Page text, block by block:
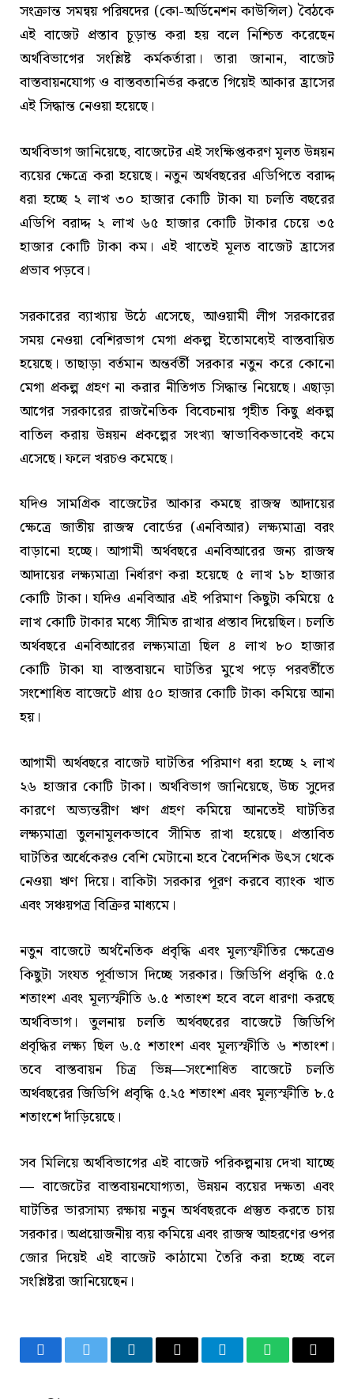
সংক্রান্ত সমন্বয় পরিষদের (কো-অর্ডিনেশন কাউন্সিল) বৈঠকে
এই বাজেট প্রস্তাব চূড়ান্ত করা হয় বলে নিশ্চিত করেছেন
অর্থবিভাগের সংশ্লিষ্ট কর্মকর্তারা। তারা জানান, বাজেট
বাস্তবায়নযোগ্য ও বাস্তবতানির্ভর করতে গিয়েই আকার হ্রাসের
এই সিদ্ধান্ত নেওয়া হয়েছে।
অর্থবিভাগ জানিয়েছে, বাজেটের এই সংক্ষিপ্তকরণ মূলত উন্নয়ন
ব্যয়ের ক্ষেত্রে করা হয়েছে। নতুন অর্থবছরের এডিপিতে বরাদ্দ
ধরা হচ্ছে ২ লাখ ৩০ হাজার কোটি টাকা যা চলতি বছরের
এডিপি বরাদ্দ ২ লাখ ৬৫ হাজার কোটি টাকার চেয়ে ৩৫
হাজার কোটি টাকা কম। এই খাতেই মূলত বাজেট হ্রাসের
প্রভাব পড়বে।
সরকারের ব্যাখ্যায় উঠে এসেছে, আওয়ামী লীগ সরকারের
সময় নেওয়া বেশিরভাগ মেগা প্রকল্প ইতোমধ্যেই বাস্তবায়িত
হয়েছে। তাছাড়া বর্তমান অন্তর্বর্তী সরকার নতুন করে কোনো
মেগা প্রকল্প গ্রহণ না করার নীতিগত সিদ্ধান্ত নিয়েছে। এছাড়া
আগের সরকারের রাজনৈতিক বিবেচনায় গৃহীত কিছু প্রকল্প
বাতিল করায় উন্নয়ন প্রকল্পের সংখ্যা স্বাভাবিকভাবেই কমে
এসেছে। ফলে খরচও কমেছে।
যদিও সামগ্রিক বাজেটের আকার কমছে রাজস্ব আদায়ের
ক্ষেত্রে জাতীয় রাজস্ব বোর্ডের (এনবিআর) লক্ষ্যমাত্রা বরং
বাড়ানো হচ্ছে। আগামী অর্থবছরে এনবিআরের জন্য রাজস্ব
আদায়ের লক্ষ্যমাত্রা নির্ধারণ করা হয়েছে ৫ লাখ ১৮ হাজার
কোটি টাকা। যদিও এনবিআর এই পরিমাণ কিছুটা কমিয়ে ৫
লাখ কোটি টাকার মধ্যে সীমিত রাখার প্রস্তাব দিয়েছিল। চলতি
অর্থবছরে এনবিআরের লক্ষ্যমাত্রা ছিল ৪ লাখ ৮০ হাজার
কোটি টাকা যা বাস্তবায়নে ঘাটতির মুখে পড়ে পরবর্তীতে
সংশোধিত বাজেটে প্রায় ৫০ হাজার কোটি টাকা কমিয়ে আনা
হয়।
আগামী অর্থবছরে বাজেট ঘাটতির পরিমাণ ধরা হচ্ছে ২ লাখ
২৬ হাজার কোটি টাকা। অর্থবিভাগ জানিয়েছে, উচ্চ সুদের
কারণে অভ্যন্তরীণ ঋণ গ্রহণ কমিয়ে আনতেই ঘাটতির
লক্ষ্যমাত্রা তুলনামূলকভাবে সীমিত রাখা হয়েছে। প্রস্তাবিত
ঘাটতির অর্ধেকেরও বেশি মেটানো হবে বৈদেশিক উৎস থেকে
নেওয়া ঋণ দিয়ে। বাকিটা সরকার পূরণ করবে ব্যাংক খাত
এবং সঞ্চয়পত্র বিক্রির মাধ্যমে।
নতুন বাজেটে অর্থনৈতিক প্রবৃদ্ধি এবং মূল্যস্ফীতির ক্ষেত্রেও
কিছুটা সংযত পূর্বাভাস দিচ্ছে সরকার। জিডিপি প্রবৃদ্ধি ৫.৫
শতাংশ এবং মূল্যস্ফীতি ৬.৫ শতাংশ হবে বলে ধারণা করছে
অর্থবিভাগ। তুলনায় চলতি অর্থবছরের বাজেটে জিডিপি
প্রবৃদ্ধির লক্ষ্য ছিল ৬.৫ শতাংশ এবং মূল্যস্ফীতি ৬ শতাংশ।
তবে বাস্তবায়ন চিত্র ভিন্ন—সংশোধিত বাজেটে চলতি
অর্থবছরের জিডিপি প্রবৃদ্ধি ৫.২৫ শতাংশ এবং মূল্যস্ফীতি ৮.৫
শতাংশে দাঁড়িয়েছে।
সব মিলিয়ে অর্থবিভাগের এই বাজেট পরিকল্পনায় দেখা যাচ্ছে
— বাজেটের বাস্তবায়নযোগ্যতা, উন্নয়ন ব্যয়ের দক্ষতা এবং
ঘাটতির ভারসাম্য রক্ষায় নতুন অর্থবছরকে প্রস্তুত করতে চায়
সরকার। অপ্রয়োজনীয় ব্যয় কমিয়ে এবং রাজস্ব আহরণের ওপর
জোর দিয়েই এই বাজেট কাঠামো তৈরি করা হচ্ছে বলে
সংশ্লিষ্টরা জানিয়েছেন।
FacebookTwitter LinkedInEmail TelegramWhatsApp
Copy